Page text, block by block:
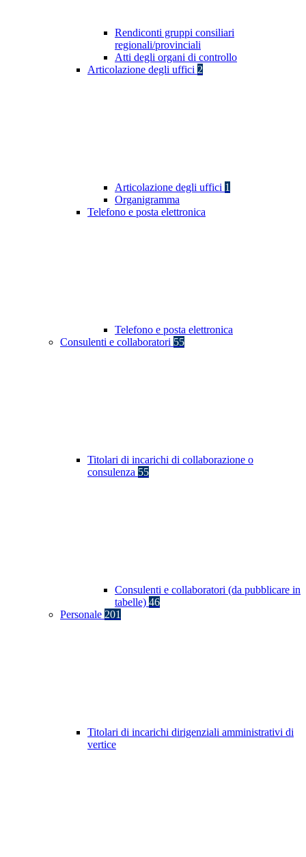
Rendiconti gruppi consiliari
regionali/provinciali
Atti degli organi di controllo
Articolazione degli uffici 2
Articolazione degli uffici 1
Organigramma
Telefono e posta elettronica
Telefono e posta elettronica
Consulenti e collaboratori 55
Titolari di incarichi di collaborazione o
consulenza 55
Consulenti e collaboratori (da pubblicare in
tabelle) 46
Personale 201
Titolari di incarichi dirigenziali amministrativi di
vertice